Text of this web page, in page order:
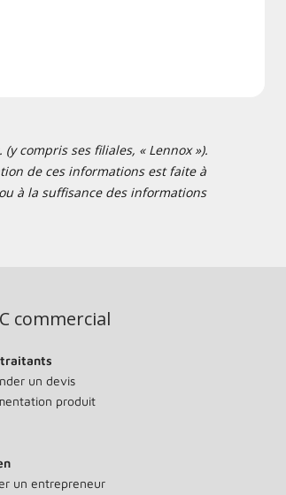
compris ses filiales, « Lennox »).
de ces informations est faite à
à la suffisance des informations
commercial
un devis
produit
un entrepreneur